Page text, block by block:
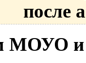
после
МОУО